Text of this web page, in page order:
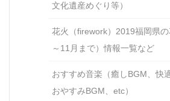
文化遺産めぐり等）
花火（firework）2019福岡県
～11月まで）情報一覧など
おすすめ音楽（癒しBGM、快
おやすみBGM、etc）